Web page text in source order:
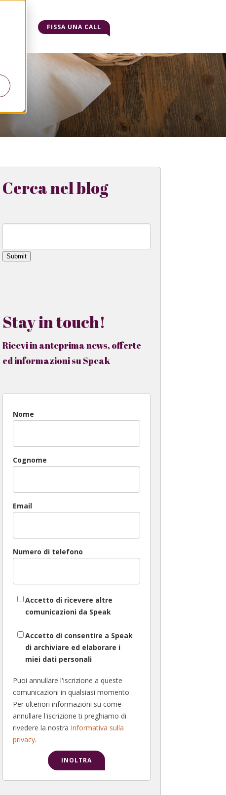
FISSA UNA CALL
Cerca nel blog
Submit
Stay in touch!
Ricevi in anteprima news, offerte
ed informazioni su Speak
Nome
Cognome
Email
Numero di telefono
Accetto di ricevere altre
comunicazioni da Speak
Accetto di consentire a Speak
di archiviare ed elaborare i
miei dati personali
Puoi annullare l'iscrizione a queste
comunicazioni in qualsiasi momento.
Per ulteriori informazioni su come
annullare l'iscrizione ti preghiamo di
rivedere la nostra Informativa sulla
privacy.